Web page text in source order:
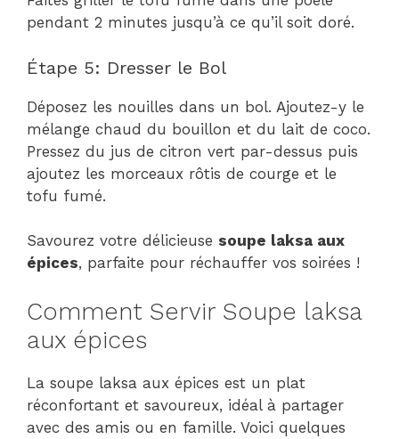
pendant 2 minutes jusqu’à ce qu’il soit doré.
Étape 5: Dresser le Bol
Déposez les nouilles dans un bol. Ajoutez-y le
mélange chaud du bouillon et du lait de coco.
Pressez du jus de citron vert par-dessus puis
ajoutez les morceaux rôtis de courge et le
tofu fumé.
Savourez votre délicieuse soupe laksa aux
épices, parfaite pour réchauffer vos soirées !
Comment Servir Soupe laksa
aux épices
La soupe laksa aux épices est un plat
réconfortant et savoureux, idéal à partager
avec des amis ou en famille. Voici quelques